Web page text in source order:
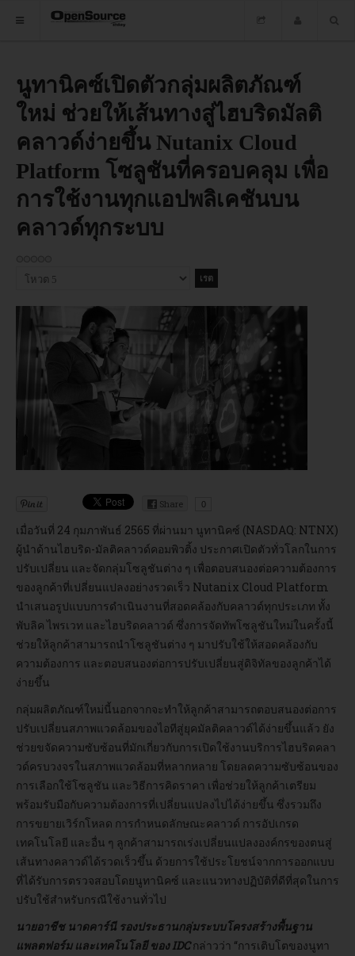
ซอฟต์แวร์
ข่าว
อบรม
DOWNLOAD
ซอฟต์แวร์
นูทานิคซ์เปิดตัวกลุ่มผลิตภัณฑ์
ใหม่ ช่วยให้เส้นทางสู่ไฮบริดมัลติ
คลาวด์ง่ายขึ้น Nutanix Cloud
Platform โซลูชันที่ครอบคลุม เพื่อ
การใช้งานทุกแอปพลิเคชันบน
คลาวด์ทุกระบบ
กรุณา
คะแนน
Share 0
เมื่อวันที่ 24 กุมภาพันธ์ 2565 ที่ผ่านมา นูทานิคซ์ (NASDAQ: NTNX)
ผู้นำด้านไฮบริด-มัลติคลาวด์คอมพิวติ้ง ประกาศเปิดตัวทั่วโลกในการ
ปรับเปลี่ยน และจัดกลุ่มโซลูชันต่าง ๆ เพื่อตอบสนองต่อความต้องการ
ของลูกค้าที่เปลี่ยนแปลงอย่างรวดเร็ว Nutanix Cloud Platform
นำเสนอรูปแบบการดำเนินงานที่สอดคล้องกับคลาวด์ทุกประเภท ทั้ง
พับลิค ไพรเวท และไฮบริดคลาวด์ ซึ่งการจัดทัพโซลูชันใหม่ในครั้งนี้
ช่วยให้ลูกค้าสามารถนำโซลูชันต่าง ๆ มาปรับใช้ให้สอดคล้องกับ
ความต้องการ และตอบสนองต่อการปรับเปลี่ยนสู่ดิจิทัลของลูกค้าได้
ง่ายขึ้น
กลุ่มผลิตภัณฑ์ใหม่นี้นอกจากจะทำให้ลูกค้าสามารถตอบสนองต่อการ
ปรับเปลี่ยนสภาพแวดล้อมของไอทีสู่ยุคมัลติคลาวด์ได้ง่ายขึ้นแล้ว ยัง
ช่วยขจัดความซับซ้อนที่มักเกี่ยวกับการเปิดใช้งานบริการไฮบริดคลา
วด์ครบวงจรในสภาพแวดล้อมที่หลากหลาย โดยลดความซับซ้อนของ
การเลือกใช้โซลูชัน และวิธีการคิดราคา เพื่อช่วยให้ลูกค้าเตรียม
พร้อมรับมือกับความต้องการที่เปลี่ยนแปลงไปได้ง่ายขึ้น ซึ่งรวมถึง
การขยายเวิร์กโหลด การกำหนดลักษณะคลาวด์ การอัปเกรด
เทคโนโลยี และอื่น ๆ ลูกค้าสามารถเร่งเปลี่ยนแปลงองค์กรของตนสู่
เส้นทางคลาวด์ได้รวดเร็วขึ้น ด้วยการใช้ประโยชน์จากการออกแบบ
ที่ได้รับการตรวจสอบโดยนูทานิคซ์ และแนวทางปฏิบัติที่ดีที่สุดในการ
ปรับใช้สำหรับกรณีใช้งานทั่วไป
นายอาชีช นาดคาร์นี รองประธานกลุ่มระบบโครงสร้างพื้นฐาน
แพลตฟอร์ม และเทคโนโลยี ของ IDCกล่าวว่า “การเติบโตของนูทา